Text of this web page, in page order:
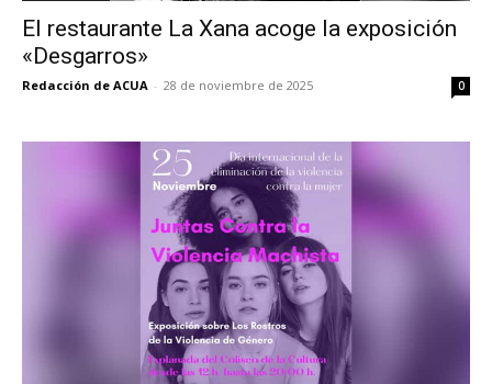
El restaurante La Xana acoge la exposición
«Desgarros»
Redacción de ACUA - 28 de noviembre de 2025 0